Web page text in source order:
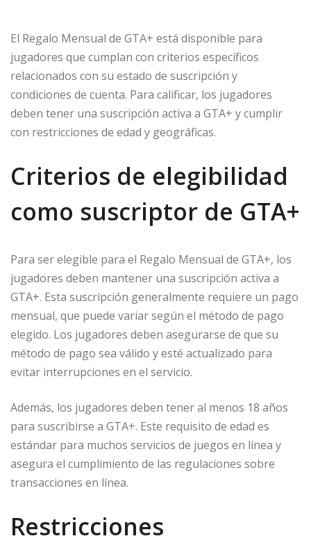
El Regalo Mensual de GTA+ está disponible para
jugadores que cumplan con criterios específicos
relacionados con su estado de suscripción y
condiciones de cuenta. Para calificar, los jugadores
deben tener una suscripción activa a GTA+ y cumplir
con restricciones de edad y geográficas.
Criterios de elegibilidad
como suscriptor de GTA+
Para ser elegible para el Regalo Mensual de GTA+, los
jugadores deben mantener una suscripción activa a
GTA+. Esta suscripción generalmente requiere un pago
mensual, que puede variar según el método de pago
elegido. Los jugadores deben asegurarse de que su
método de pago sea válido y esté actualizado para
evitar interrupciones en el servicio.
Además, los jugadores deben tener al menos 18 años
para suscribirse a GTA+. Este requisito de edad es
estándar para muchos servicios de juegos en línea y
asegura el cumplimiento de las regulaciones sobre
transacciones en línea.
Restricciones